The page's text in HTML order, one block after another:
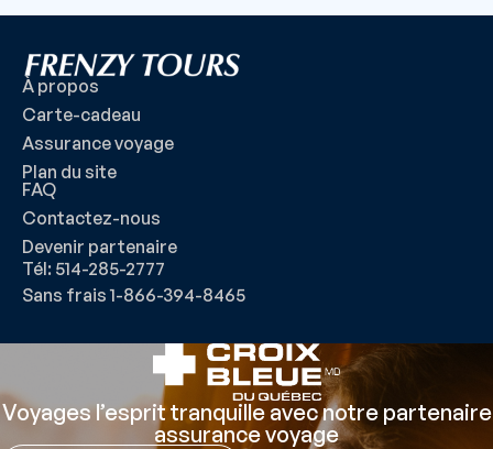
À propos
Carte-cadeau
Assurance voyage
Plan du site
FAQ
Contactez-nous
Devenir partenaire
Tél: 514-285-2777
Sans frais 1-866-394-8465
Voyages l’esprit tranquille avec notre partenaire
assurance voyage